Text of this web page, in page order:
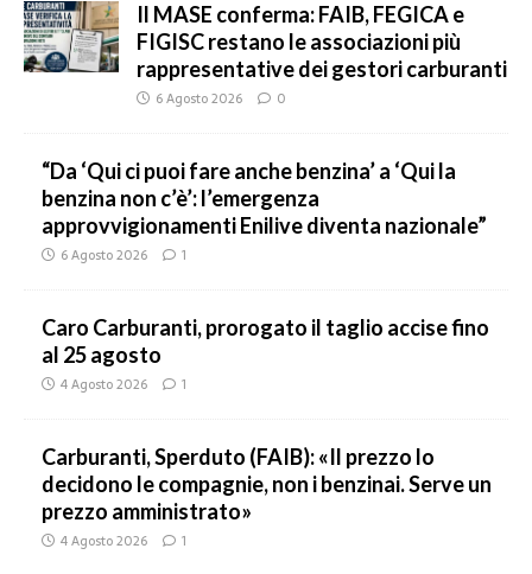
Il MASE conferma: FAIB, FEGICA e
FIGISC restano le associazioni più
rappresentative dei gestori carburanti
6 Agosto 2026 0
“Da ‘Qui ci puoi fare anche benzina’ a ‘Qui la
benzina non c’è’: l’emergenza
approvvigionamenti Enilive diventa nazionale”
6 Agosto 2026 1
Caro Carburanti, prorogato il taglio accise fino
al 25 agosto
4 Agosto 2026 1
Carburanti, Sperduto (FAIB): «Il prezzo lo
decidono le compagnie, non i benzinai. Serve un
prezzo amministrato»
4 Agosto 2026 1